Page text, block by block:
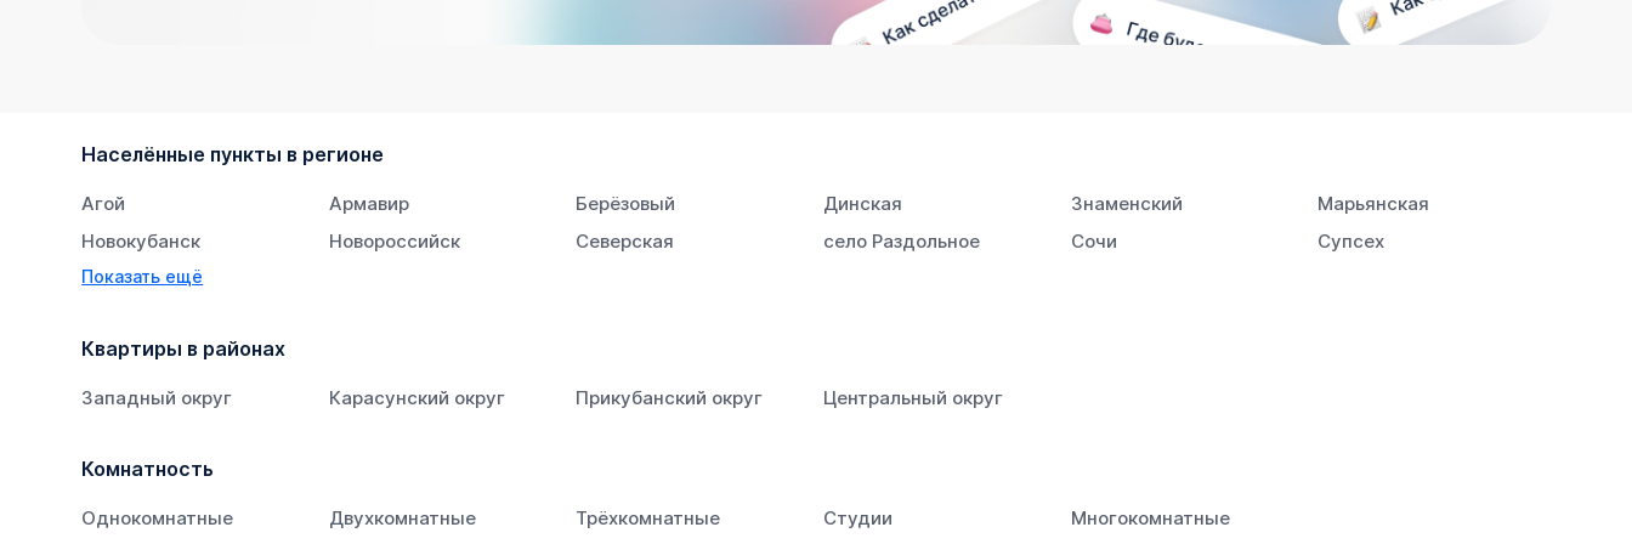
Населённые пункты в регионе
Агой Армавир Берёзовый Динская Знаменский
Марьянская
Новокубанск
Новороссийск Северская село Раздольное Сочи
Супсех
Тихорецк
Показать ещё
Квартиры в районах
Западный округ Карасунский округ Прикубанский округ Центральный округ
Комнатность
Однокомнатные Двухкомнатные Трёхкомнатные Студии Многокомнатные